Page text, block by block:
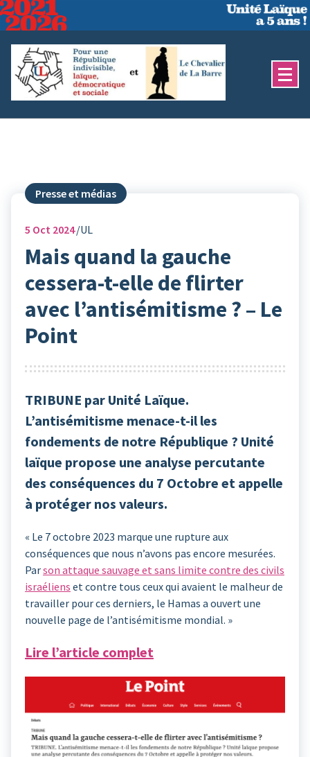
Aller
au
contenu
Presse et médias
5 Oct 2024 UL
Mais quand la gauche
cessera-t-elle de flirter
avec l’antisémitisme ? – Le
Point
TRIBUNE par Unité Laïque.
L’antisémitisme menace-t-il les
fondements de notre République ? Unité
laïque propose une analyse percutante
des conséquences du 7 Octobre et appelle
à protéger nos valeurs.
« Le 7 octobre 2023 marque une rupture aux
conséquences que nous n’avons pas encore mesurées.
Parson attaque sauvage et sans limite contre des civils
israéliens et contre tous ceux qui avaient le malheur de
travailler pour ces derniers, le Hamas a ouvert une
nouvelle page de l’antisémitisme mondial. »
Lire l’article complet